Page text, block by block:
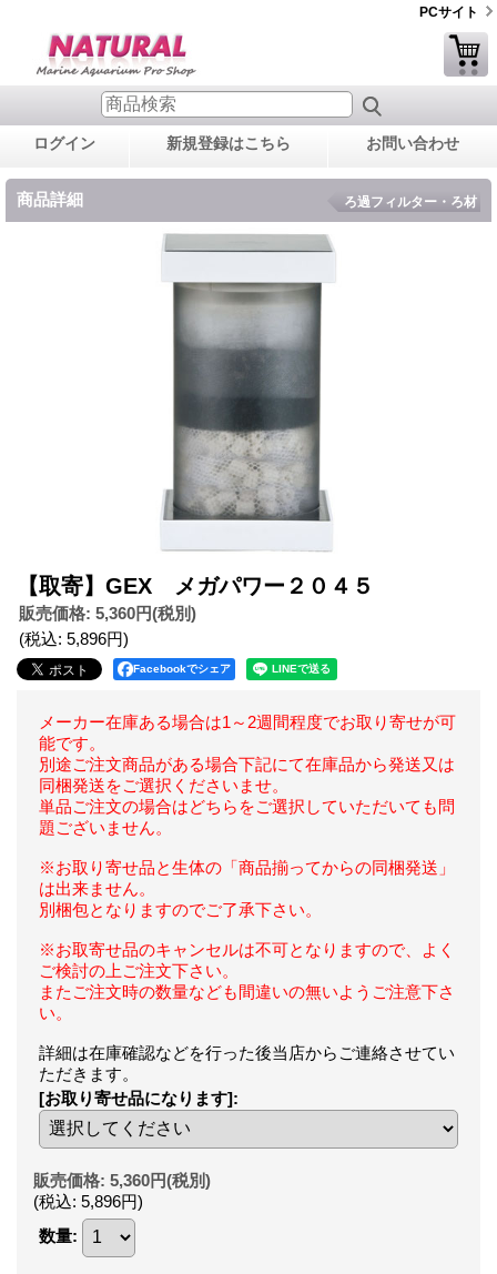
PCサイト
ログイン 新規登録はこちら お問い合わせ
商品詳細 ろ過フィルター・ろ材
【取寄】GEX メガパワー２０４５
販売価格: 5,360円(税別)
(税込: 5,896円)
Facebookでシェア
メーカー在庫ある場合は1～2週間程度でお取り寄せが可
能です。
別途ご注文商品がある場合下記にて在庫品から発送又は
同梱発送をご選択くださいませ。
単品ご注文の場合はどちらをご選択していただいても問
題ございません。
※お取り寄せ品と生体の「商品揃ってからの同梱発送」
は出来ません。
別梱包となりますのでご了承下さい。
※お取寄せ品のキャンセルは不可となりますので、よく
ご検討の上ご注文下さい。
またご注文時の数量なども間違いの無いようご注意下さ
い。
詳細は在庫確認などを行った後当店からご連絡させてい
ただきます。
[お取り寄せ品になります]:
販売価格: 5,360円(税別)
(税込: 5,896円)
数量: